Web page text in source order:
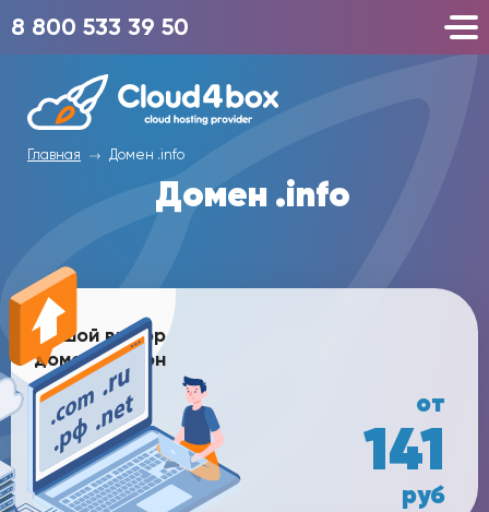
8 800 533 39 50
Главная Домен .info
Домен .info
Большой выбор
доменных зон
от
141
руб